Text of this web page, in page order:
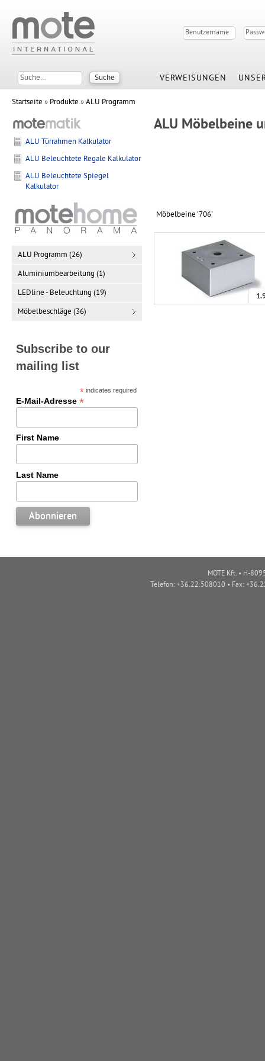
VERWEISUNGEN
Startseite » Produkte »ALU Programm
ALU Möbelbeine
Möbelbeine '706'
ALU Türrahmen Kalkulator
ALU Beleuchtete Regale Kalkulator
ALU Beleuchtete Spiegel
Kalkulator
ALU Programm (26)
Aluminiumbearbeitung (1)
LEDline - Beleuchtung (19)
Möbelbeschläge (36)
Subscribe to our
mailing list
* indicates required
E-Mail-Adresse *
First Name
Last Name
MOTE Kft. • H-
Telefon: +36.22.508010 • Fax: